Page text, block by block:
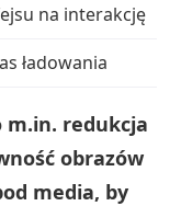
na interakcję
ładowania
m.in. redukcja
obrazów
media, by